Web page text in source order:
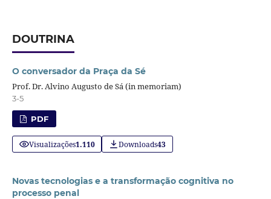
DOUTRINA
O conversador da Praça da Sé
Prof. Dr. Alvino Augusto de Sá (in memoriam)
3-5
PDF
Visualizações1.110 Downloads43
Novas tecnologias e a transformação cognitiva no
processo penal